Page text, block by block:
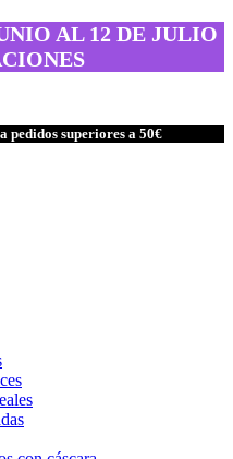
AL 12 DE JULIO
pedidos superiores a 50€